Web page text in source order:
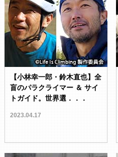
【小林幸一郎・鈴木直也】全
盲のパラクライマー ＆ サイ
トガイド。世界選．．．
2023.04.17